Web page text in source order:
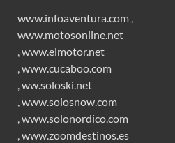
www.infoaventura.com ,
www.motosonline.net
,www.elmotor.net
,www.cucaboo.com
,ww.soloski.net
,www.solosnow.com
,www.solonordico.com
,www.zoomdestinos.es